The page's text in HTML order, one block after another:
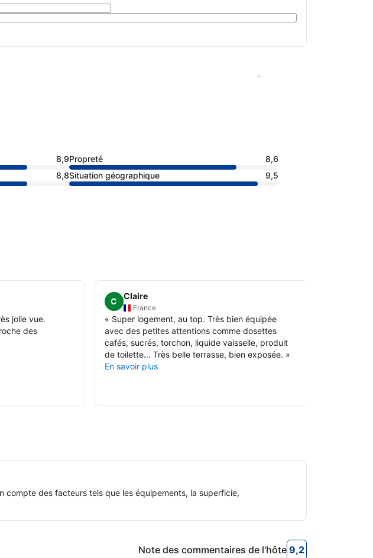
Voir les disponibilités
8,9Propreté
8,6
8,8Situation géographique 9,5
jolie vue.
des
C
Claire
France
« Super logement, au top. Très bien équipée
avec des petites attentions comme dosettes
cafés, sucrés, torchon, liquide vaisselle, produit
de toilette... Très belle terrasse, bien exposée. »
En savoir plus
des facteurs tels que les équipements, la superficie,
9,2
9,2Note des
Note des commentaires de l'hôte